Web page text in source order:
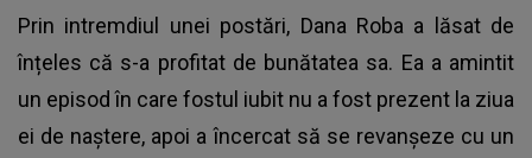
Prin intremdiul unei postări, Dana Roba a lăsat de
înțeles că s-a profitat de bunătatea sa. Ea a amintit
un episod în care fostul iubit nu a fost prezent la ziua
ei de naștere, apoi a încercat să se revanșeze cu un